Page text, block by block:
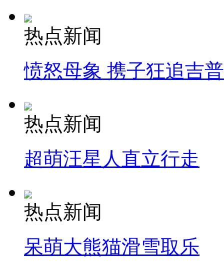
热点新闻
愤怒母象 携子狂追吉
热点新闻
超萌汪星人直立行走
热点新闻
呆萌大熊猫滑雪取乐